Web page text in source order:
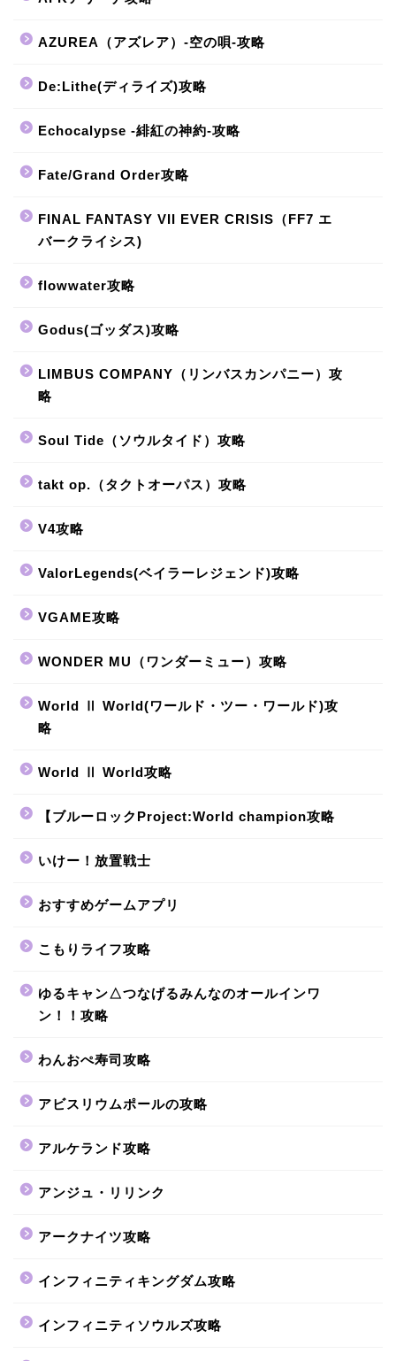
AZUREA（アズレア）-空の唄-攻略
De:Lithe(ディライズ)攻略
Echocalypse -緋紅の神約-攻略
Fate/Grand Order攻略
FINAL FANTASY VII EVER CRISIS（FF7 エ
バークライシス)
flowwater攻略
Godus(ゴッダス)攻略
LIMBUS COMPANY（リンバスカンパニー）攻
略
Soul Tide（ソウルタイド）攻略
takt op.（タクトオーパス）攻略
V4攻略
ValorLegends(ベイラーレジェンド)攻略
VGAME攻略
WONDER MU（ワンダーミュー）攻略
World Ⅱ World(ワールド・ツー・ワールド)攻
略
World Ⅱ World攻略
【ブルーロックProject:World champion攻略
いけー！放置戦士
おすすめゲームアプリ
こもりライフ攻略
ゆるキャン△つなげるみんなのオールインワ
ン！！攻略
わんおぺ寿司攻略
アビスリウムポールの攻略
アルケランド攻略
アンジュ・リリンク
アークナイツ攻略
インフィニティキングダム攻略
インフィニティソウルズ攻略